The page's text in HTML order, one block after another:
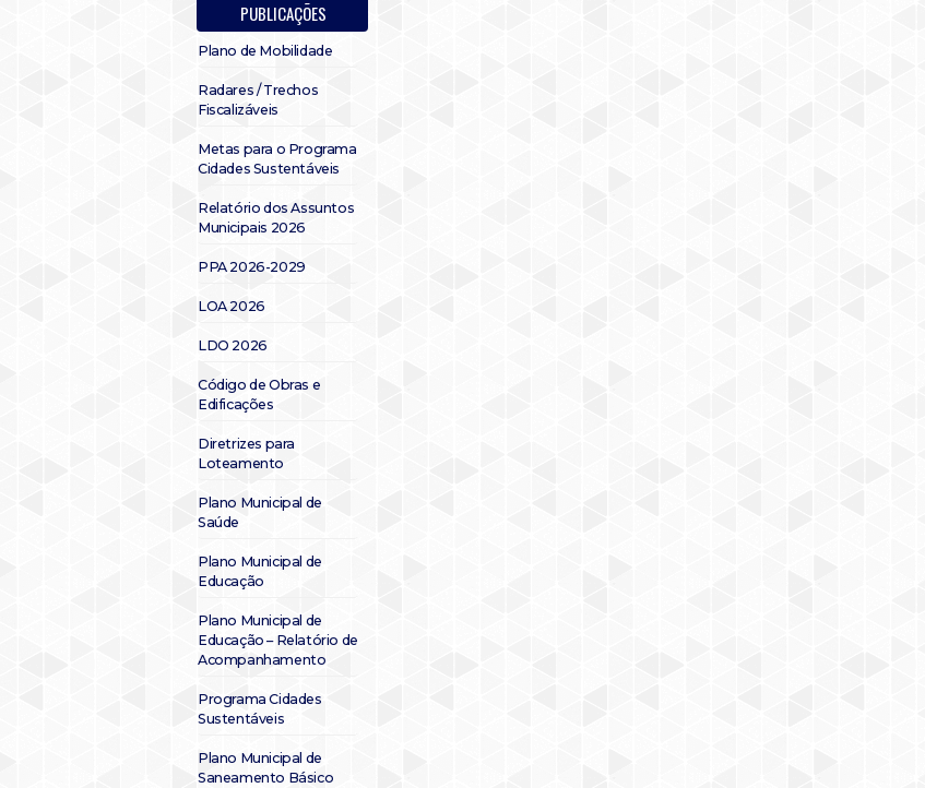
PUBLICAÇÕES
Plano de Mobilidade
Radares / Trechos
Fiscalizáveis
Metas para o Programa
Cidades Sustentáveis
Relatório dos Assuntos
Municipais 2026
PPA 2026-2029
LOA 2026
LDO 2026
Código de Obras e
Edificações
Diretrizes para
Loteamento
Plano Municipal de
Saúde
Plano Municipal de
Educação
Plano Municipal de
Educação – Relatório de
Acompanhamento
Programa Cidades
Sustentáveis
Plano Municipal de
Saneamento Básico